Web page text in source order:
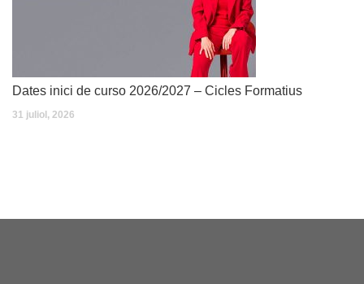
Dates inici de curso 2026/2027 – Cicles Formatius
31 juliol, 2026